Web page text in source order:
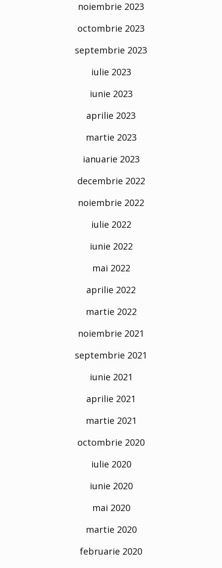
noiembrie 2023
octombrie 2023
septembrie 2023
iulie 2023
iunie 2023
aprilie 2023
martie 2023
ianuarie 2023
decembrie 2022
noiembrie 2022
iulie 2022
iunie 2022
mai 2022
aprilie 2022
martie 2022
noiembrie 2021
septembrie 2021
iunie 2021
aprilie 2021
martie 2021
octombrie 2020
iulie 2020
iunie 2020
mai 2020
martie 2020
februarie 2020